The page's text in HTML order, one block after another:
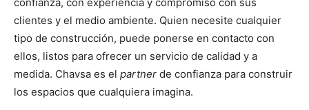
confianza, con experiencia y compromiso con sus
clientes y el medio ambiente. Quien necesite cualquier
tipo de construcción, puede ponerse en contacto con
ellos, listos para ofrecer un servicio de calidad y a
medida. Chavsa es el partner de confianza para construir
los espacios que cualquiera imagina.